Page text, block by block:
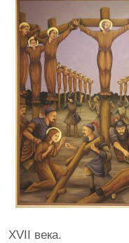
XVII века.